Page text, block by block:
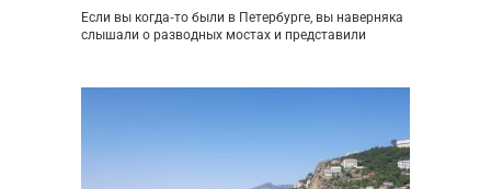
Если вы когда‑то были в Петербурге, вы наверняка
слышали о разводных мостах и представили